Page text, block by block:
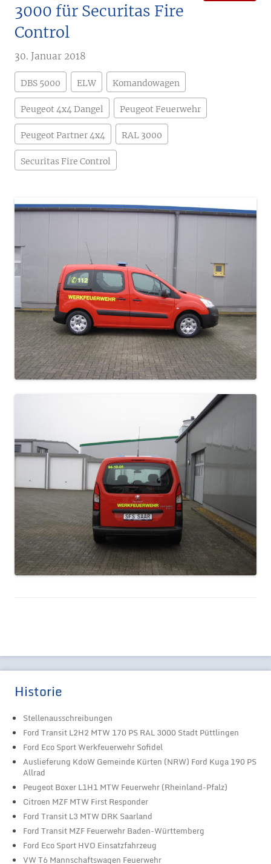
3000 für Securitas Fire
Control
30. Januar 2018
DBS 5000 ELW Komandowagen
Peugeot 4x4 Dangel Peugeot Feuerwehr
Peugeot Partner 4x4 RAL 3000
Securitas Fire Control
Historie
Stellenausschreibungen
Ford Transit L2H2 MTW 170 PS RAL 3000 Stadt Püttlingen
Ford Eco Sport Werkfeuerwehr Sofidel
Auslieferung KdoW Gemeinde Kürten (NRW) Ford Kuga 190 PS
Allrad
Peugeot Boxer L1H1 MTW Feuerwehr (Rheinland-Pfalz)
Citroen MZF MTW First Responder
Ford Transit L3 MTW DRK Saarland
Ford Transit MZF Feuerwehr Baden-Württemberg
Ford Eco Sport HVO Einsatzfahrzeug
VW T6 Mannschaftswagen Feuerwehr